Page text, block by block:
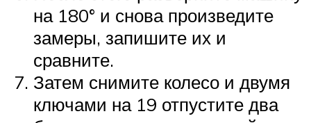
на 180° и снова произведите
замеры, запишите их и
сравните.
Затем снимите колесо и двумя
ключами на 19 отпустите два